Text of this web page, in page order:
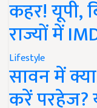
कहर! यूपी,
राज्यों में
Lifestyle
सावन में
करें परहेज?